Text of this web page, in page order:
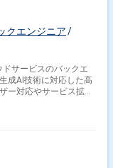
クエンジニア
成AI技術に対応した高
ー対応やサービス拡大